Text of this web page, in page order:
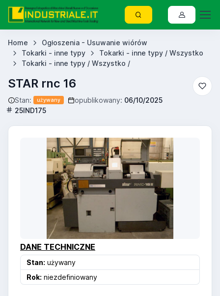
Home
Ogłoszenia - Usuwanie wiórów
Tokarki - inne typy
Tokarki - inne typy / Wszystko
Tokarki - inne typy / Wszystko /
STAR rnc 16
Stan: używany opublikowany: 06/10/2025
25IND175
DANE TECHNICZNE
Stan: używany
Rok: niezdefiniowany